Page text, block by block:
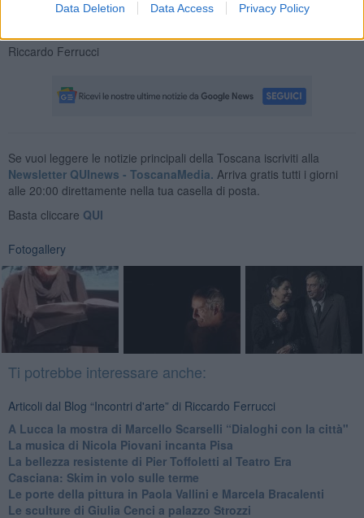
Data Deletion Data Access Privacy Policy
vita e nell’arte che abbiamo compiuto insieme, superando le
Riccardo Ferrucci
Se vuoi leggere le notizie principali della Toscana iscriviti alla
Newsletter QUInews - ToscanaMedia. Arriva gratis tutti i giorni
alle 20:00 direttamente nella tua casella di posta.
Basta cliccare QUI
Fotogallery
Ti potrebbe interessare anche:
Articoli dal Blog “Incontri d'arte” di Riccardo Ferrucci
A Lucca la mostra di Marcello Scarselli “Dialoghi con la città"
​La musica di Nicola Piovani incanta Pisa
​La bellezza resistente di Pier Toffoletti al Teatro Era
​Casciana: Skim in volo sulle terme
​Le porte della pittura in Paola Vallini e Marcela Bracalenti
​Le sculture di Giulia Cenci a palazzo Strozzi